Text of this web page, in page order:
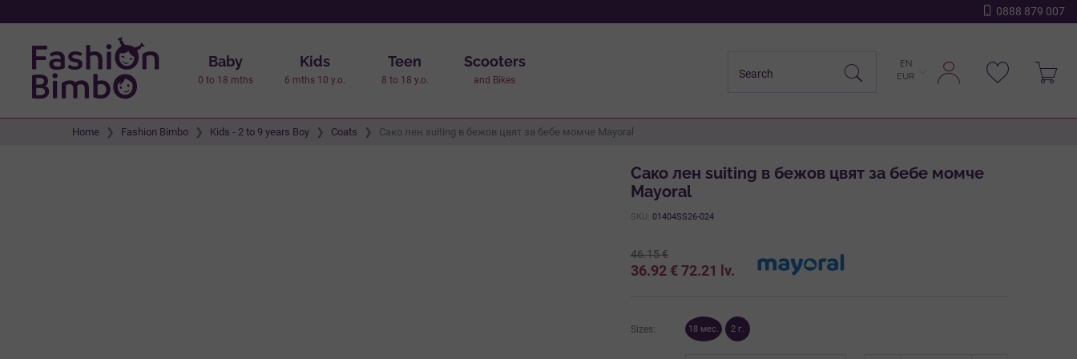
0888 879 007
Baby
0 to 18 mths
Kids
6 mths 10 y.o.
Teen
8 to 18 y.o.
Scooters
and Bikes
EN
EUR
Home Fashion Bimbo Kids - 2 to 9 years Boy Coats Сако лен suiting в бежов цвят за бебе момче Mayoral
Сако лен suiting в бежов цвят за бебе момче
Mayoral
SKU: 01404SS26-024
46.15€
36.92 €72.21 lv.
Sizes: 18 мес. 2 г.